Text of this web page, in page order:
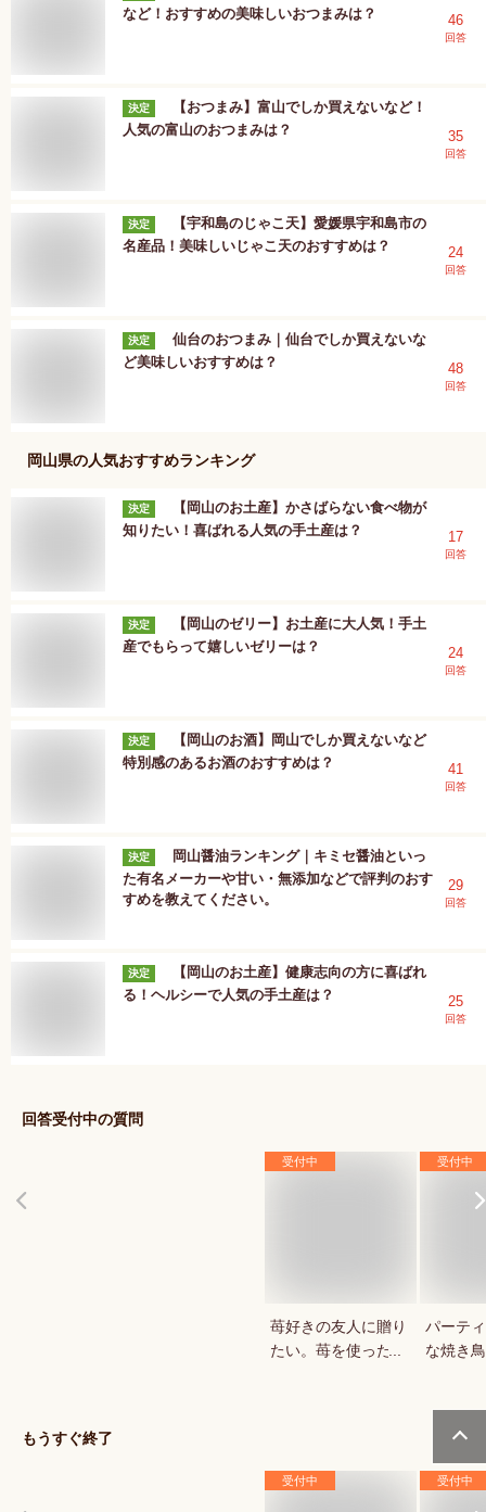
など！おすすめの美味しいおつまみは？
46
回答
決定
【おつまみ】富山でしか買えないなど！
人気の富山のおつまみは？
35
回答
決定
【宇和島のじゃこ天】愛媛県宇和島市の
名産品！美味しいじゃこ天のおすすめは？
24
回答
決定
仙台のおつまみ｜仙台でしか買えないな
ど美味しいおすすめは？
48
回答
岡山県の人気おすすめランキング
決定
【岡山のお土産】かさばらない食べ物が
知りたい！喜ばれる人気の手土産は？
17
回答
決定
【岡山のゼリー】お土産に大人気！手土
産でもらって嬉しいゼリーは？
24
回答
決定
【岡山のお酒】岡山でしか買えないなど
特別感のあるお酒のおすすめは？
41
回答
決定
岡山醤油ランキング｜キミセ醤油といっ
た有名メーカーや甘い・無添加などで評判のおす
すめを教えてください。
29
回答
決定
【岡山のお土産】健康志向の方に喜ばれ
る！ヘルシーで人気の手土産は？
25
回答
回答受付中の質問
受付中
苺好きの友人に贈り
たい。苺を使ったお
受付中
パーテ
な焼き
もうすぐ終了
受付中 受付中